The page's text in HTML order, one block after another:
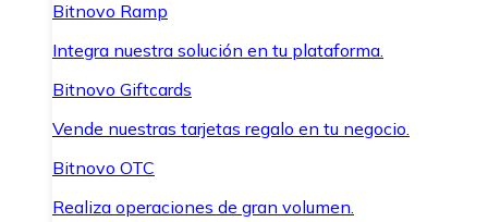
Bitnovo Ramp
Integra nuestra solución en tu plataforma.
Bitnovo Giftcards
Vende nuestras tarjetas regalo en tu negocio.
Bitnovo OTC
Realiza operaciones de gran volumen.